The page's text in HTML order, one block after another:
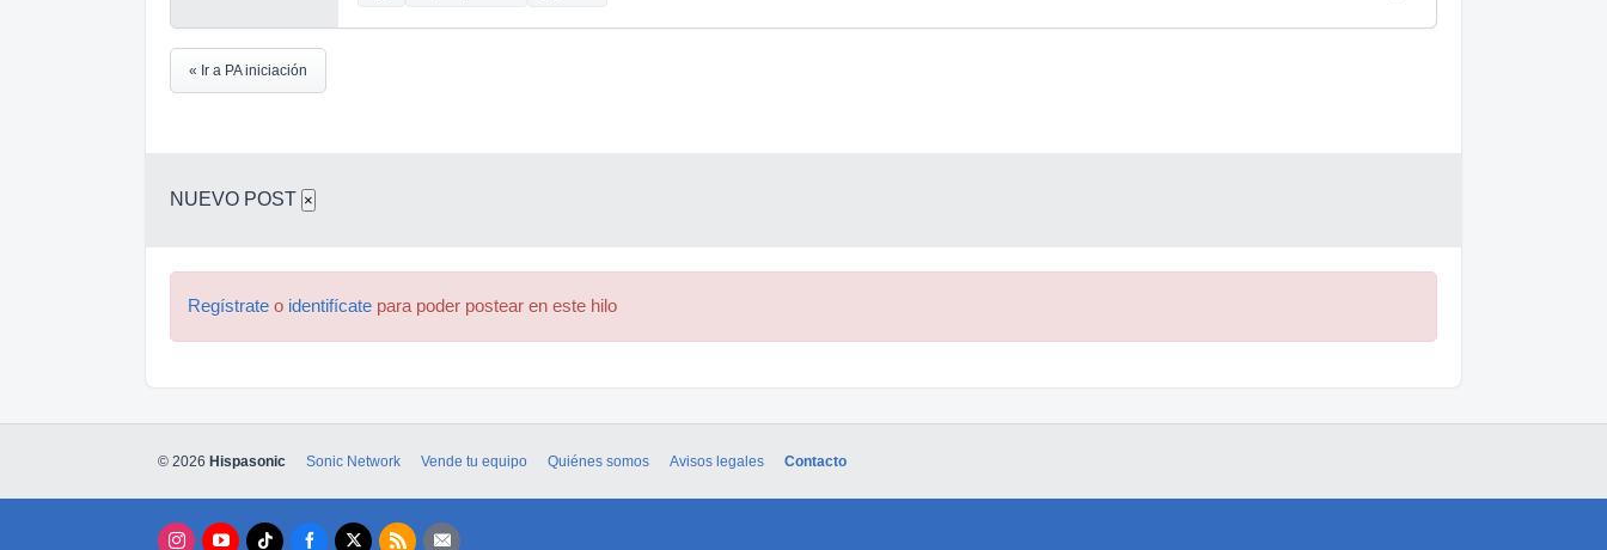
« Ir a PA iniciación
NUEVO POST ×
Regístrate o identifícate para poder postear en este hilo
© 2026 Hispasonic Sonic Network Vende tu equipo Quiénes somos Avisos legales Contacto